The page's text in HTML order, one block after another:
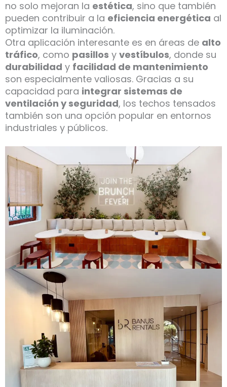
no solo mejoran la estética, sino que también
pueden contribuir a la eficiencia energética al
optimizar la iluminación.
Otra aplicación interesante es en áreas de alto
tráfico, como pasillos y vestíbulos, donde su
durabilidad y facilidad de mantenimiento
son especialmente valiosas. Gracias a su
capacidad para integrar sistemas de
ventilación y seguridad, los techos tensados
también son una opción popular en entornos
industriales y públicos.